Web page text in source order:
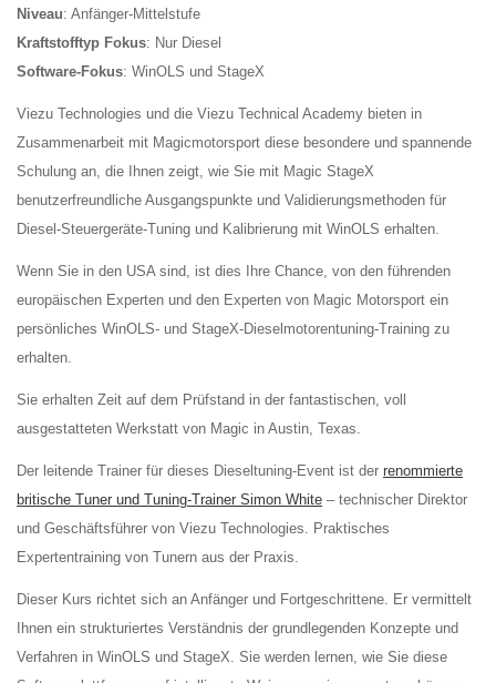
Niveau: Anfänger-Mittelstufe
Kraftstofftyp Fokus: Nur Diesel
Software-Fokus: WinOLS und StageX
Viezu Technologies und die Viezu Technical Academy bieten in
Zusammenarbeit mit Magicmotorsport diese besondere und spannende
Schulung an, die Ihnen zeigt, wie Sie mit Magic StageX
benutzerfreundliche Ausgangspunkte und Validierungsmethoden für
Diesel-Steuergeräte-Tuning und Kalibrierung mit WinOLS erhalten.
Wenn Sie in den USA sind, ist dies Ihre Chance, von den führenden
europäischen Experten und den Experten von Magic Motorsport ein
persönliches WinOLS- und StageX-Dieselmotorentuning-Training zu
erhalten.
Sie erhalten Zeit auf dem Prüfstand in der fantastischen, voll
ausgestatteten Werkstatt von Magic in Austin, Texas.
Der leitende Trainer für dieses Dieseltuning-Event ist der renommierte
britische Tuner und Tuning-Trainer Simon White – technischer Direktor
und Geschäftsführer von Viezu Technologies. Praktisches
Expertentraining von Tunern aus der Praxis.
Dieser Kurs richtet sich an Anfänger und Fortgeschrittene. Er vermittelt
Ihnen ein strukturiertes Verständnis der grundlegenden Konzepte und
Verfahren in WinOLS und StageX. Sie werden lernen, wie Sie diese